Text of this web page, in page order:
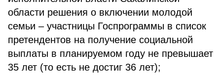
области решения о включении молодой
семьи – участницы Госпрограммы в список
претендентов на получение социальной
выплаты в планируемом году не превышает
35 лет (то есть не достиг 36 лет);